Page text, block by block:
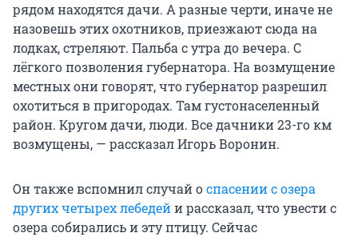
рядом находятся дачи. А разные черти, иначе не
назовешь этих охотников, приезжают сюда на
лодках, стреляют. Пальба с утра до вечера. С
лёгкого позволения губернатора. На возмущение
местных они говорят, что губернатор разрешил
охотиться в пригородах. Там густонаселенный
район. Кругом дачи, люди. Все дачники 23-го км
возмущены, — рассказал Игорь Воронин.
Он также вспомнил случай оспасении с озера
других четырех лебедейи рассказал, что увести с
озера собирались и эту птицу. Сейчас